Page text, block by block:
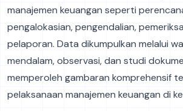
manajemen keuangan seperti
pengalokasian, pengendalian,
pelaporan. Data dikumpulkan melalui
mendalam, observasi, dan studi
memperoleh gambaran komprehensif
pelaksanaan manajemen keuangan di